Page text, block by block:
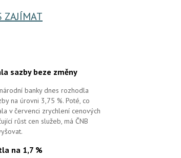
ZAJÍMAT
sazby beze změny
banky dnes rozhodla
na úrovni 3,75 %. Poté, co
v červenci zrychlení cenových
růst cen služeb, má ČNB
na 1,7 %